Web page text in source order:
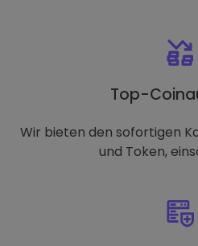
Top-
Wir bieten den sofortigen
und Token,